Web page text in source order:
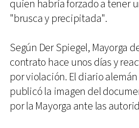
quien habría forzado a tener
"brusca y precipitada".
Según Der Spiegel, Mayorga
contrato hace unos días y
por violación. El diario
publicó la imagen del
por la Mayorga ante las